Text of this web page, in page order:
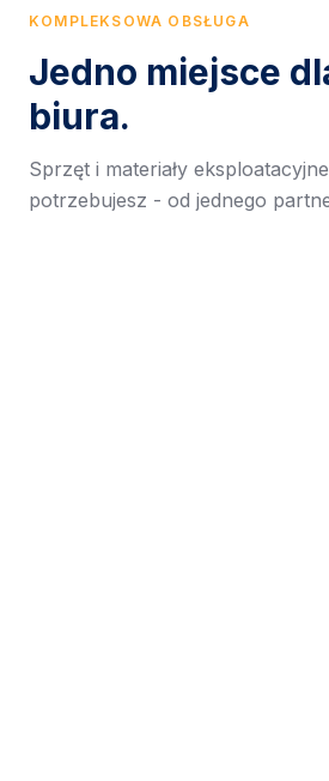
KOMPLEKSOWA OBSŁUGA
Jedno miejsce
biura.
Sprzęt i materiały
potrzebujesz - od jednego